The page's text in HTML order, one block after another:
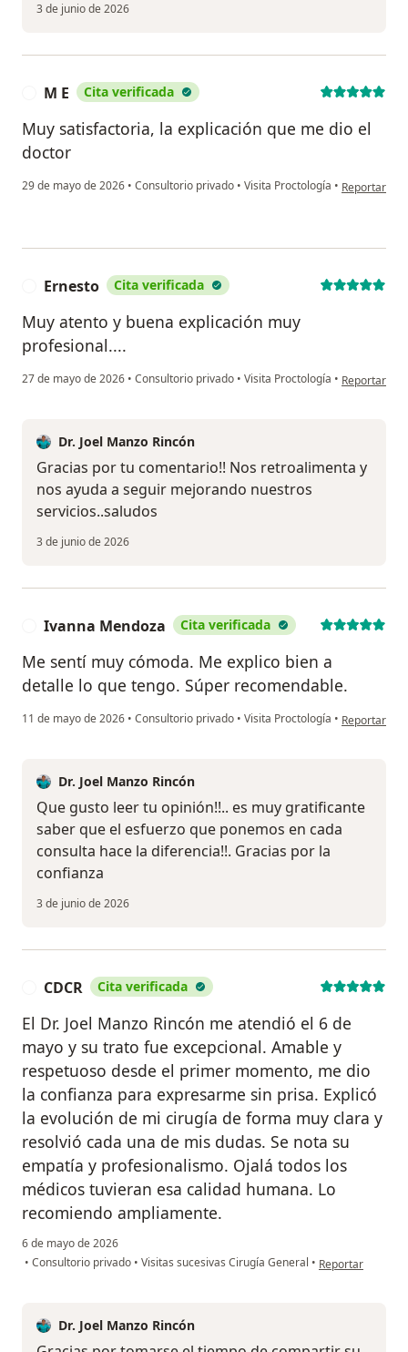
3 de junio de 2026
M E Cita verificada
Muy satisfactoria, la explicación que me dio el
doctor
29 de mayo de 2026 • Consultorio privado • Visita Proctología • en opinión
Reportar
Ernesto Cita verificada
Muy atento y buena explicación muy
profesional....
27 de mayo de 2026 • Consultorio privado • Visita Proctología • en opinión
Reportar
Dr. Joel Manzo Rincón
Gracias por tu comentario!! Nos retroalimenta y
nos ayuda a seguir mejorando nuestros
servicios..saludos
3 de junio de 2026
Ivanna Mendoza Cita verificada
Me sentí muy cómoda. Me explico bien a
detalle lo que tengo. Súper recomendable.
11 de mayo de 2026 • Consultorio privado • Visita Proctología • en opinión
Reportar
Dr. Joel Manzo Rincón
Que gusto leer tu opinión!!.. es muy gratificante
saber que el esfuerzo que ponemos en cada
consulta hace la diferencia!!. Gracias por la
confianza
3 de junio de 2026
CDCR Cita verificada
El Dr. Joel Manzo Rincón me atendió el 6 de
mayo y su trato fue excepcional. Amable y
respetuoso desde el primer momento, me dio
la confianza para expresarme sin prisa. Explicó
la evolución de mi cirugía de forma muy clara y
resolvió cada una de mis dudas. Se nota su
empatía y profesionalismo. Ojalá todos los
médicos tuvieran esa calidad humana. Lo
recomiendo ampliamente.
6 de mayo de 2026
• Consultorio privado • Visitas sucesivas Cirugía General • en opinión del
Reportar
Dr. Joel Manzo Rincón